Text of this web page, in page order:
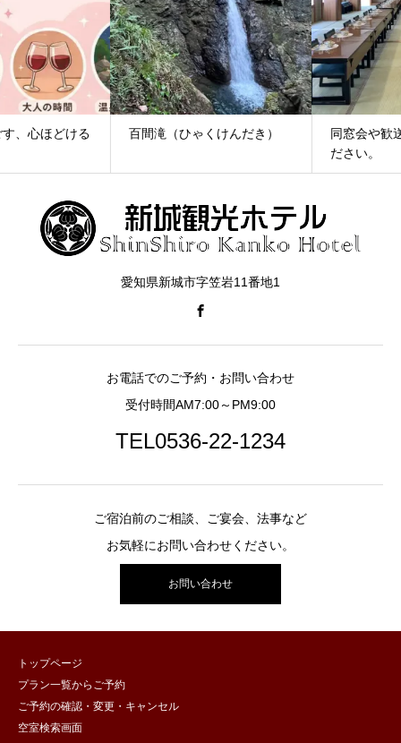
百間滝（ひゃくけんだき）
同窓会や歓送迎会にご利用く
愛知県新城市字笠岩11番地1
お電話でのご予約・お問い合わせ
受付時間AM7:00～PM9:00
TEL0536-22-1234
ご宿泊前のご相談、ご宴会、法事など
お気軽にお問い合わせください。
お問い合わせ
トップページ
プラン一覧からご予約
ご予約の確認・変更・キャンセル
空室検索画面